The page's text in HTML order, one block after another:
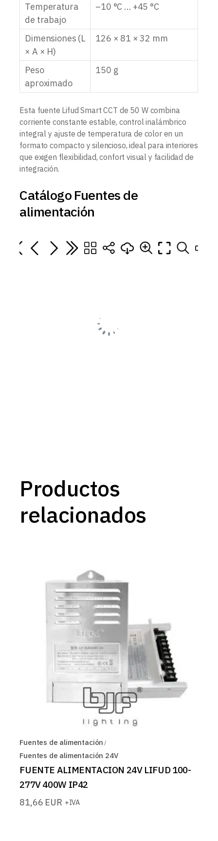
Temperatura
de trabajo
–10 °C … +45 °C
Dimensiones (L
× A × H)
126 × 81 × 32 mm
Peso
aproximado
150 g
Esta fuente Lifud Smart CCT de 50 W combina
corriente constante estable, control inalámbrico
integral y ajuste de temperatura de color en un
formato compacto y silencioso, ideal para interiores
que exigen flexibilidad, confort visual y facilidad de
integración.
Catálogo Fuentes de
alimentación
Productos
relacionados
Fuentes de alimentación
Fuentes de alimentación 24V
FUENTE ALIMENTACION 24V LIFUD 100-
277V 400W IP42
81,66 EUR +IVA